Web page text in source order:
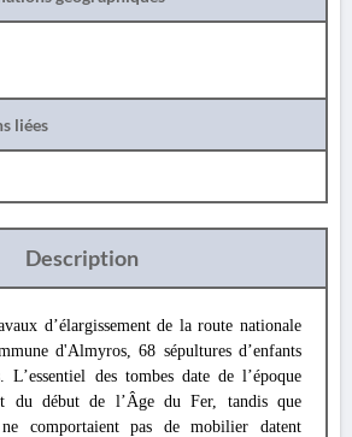
liées
Description
d’élargissement de la route nationale
d'Almyros, 68 sépultures d’enfants
L’essentiel des tombes date de l’époque
du début de l’Âge du Fer, tandis que
ne comportaient pas de mobilier datent